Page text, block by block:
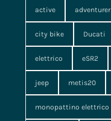
active adventurer
city bike Ducati
elettrico eSR2
jeep metis20
monopattino elettrico